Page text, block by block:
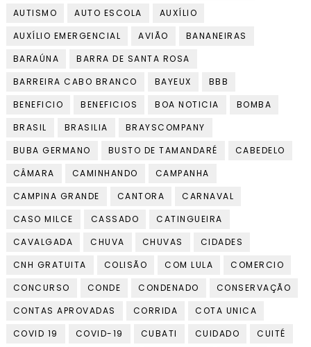
AUTISMO
AUTO ESCOLA
AUXÍLIO
AUXÍLIO EMERGENCIAL
AVIÃO
BANANEIRAS
BARAÚNA
BARRA DE SANTA ROSA
BARREIRA CABO BRANCO
BAYEUX
BBB
BENEFICIO
BENEFICIOS BOA NOTICIA
BOMBA
BRASIL
BRASILIA
BRAYSCOMPANY
BUBA GERMANO
BUSTO DE TAMANDARÉ
CABEDELO
CÂMARA
CAMINHANDO
CAMPANHA
CAMPINA GRANDE
CANTORA
CARNAVAL
CASO MILCE
CASSADO
CATINGUEIRA
CAVALGADA
CHUVA CHUVAS
CIDADES
CNH GRATUITA
COLISÃO COM LULA
COMERCIO
CONCURSO
CONDE CONDENADO
CONSERVAÇÃO
CONTAS APROVADAS
CORRIDA
COTA UNICA
COVID 19
COVID-19 CUBATI CUIDADO
CUITÉ